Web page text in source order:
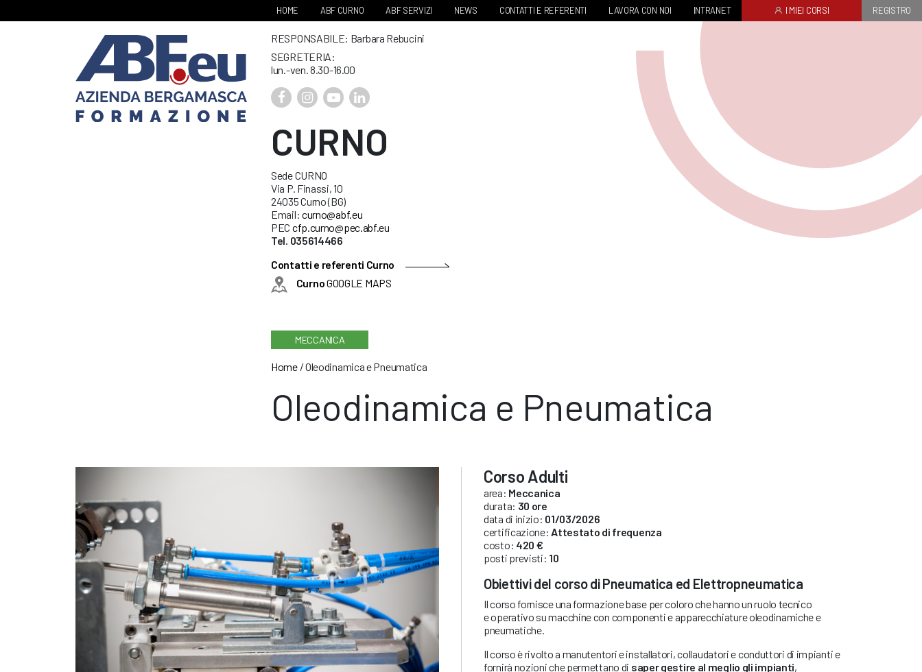
HOME ABF CURNO ABF SERVIZI NEWS CONTATTI E REFERENTI LAVORA CON NOI INTRANET I MIEI CORSI REGISTRO
RESPONSABILE: Barbara Rebucini
SEGRETERIA:
lun.-ven. 8.30-16.00
CURNO
Sede CURNO
Via P. Finassi, 10
24035 Curno (BG)
Email: curno@abf.eu
PEC cfp.curno@pec.abf.eu
Tel. 035614466
Contatti e referenti Curno
CurnoGOOGLE MAPS
MECCANICA
Home/Oleodinamica e Pneumatica
Oleodinamica e Pneumatica
Corso Adulti
area: Meccanica
durata: 30 ore
data di inizio: 01/03/2026
certificazione: Attestato di frequenza
costo: 420 €
posti previsti: 10
Obiettivi del corso di Pneumatica ed Elettropneumatica
Il corso fornisce una formazione base per coloro che hanno un ruolo tecnico
e operativo su macchine con componenti e apparecchiature oleodinamiche e
pneumatiche.
Il corso è rivolto a manutentori e installatori, collaudatori e conduttori di impianti e
fornirà nozioni che permettano di saper gestire al meglio gli impianti,